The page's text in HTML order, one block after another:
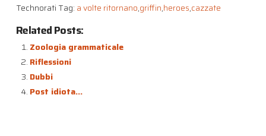
Technorati Tag: a volte ritornano,griffin,heroes,cazzate
Related Posts:
Zoologia grammaticale
Riflessioni
Dubbi
Post idiota…